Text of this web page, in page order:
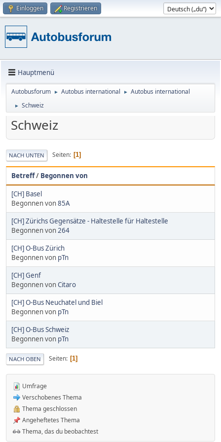
Einloggen Registrieren
Hauptmenü
Autobusforum ► Autobus international ► Autobus international
► Schweiz
Schweiz
NACH UNTEN Seiten 1
Betreff/ Begonnen von
[CH] Basel
Begonnen von85A
[CH] Zürichs Gegensätze - Haltestelle für Haltestelle
Begonnen von 264
[CH] O-Bus Zürich
Begonnen von pTn
[CH] Genf
Begonnen vonCitaro
[CH] O-Bus Neuchatel und Biel
Begonnen von pTn
[CH] O-Bus Schweiz
Begonnen von pTn
NACH OBEN Seiten 1
Umfrage
Verschobenes Thema
Thema geschlossen
Angeheftetes Thema
Thema, das du beobachtest